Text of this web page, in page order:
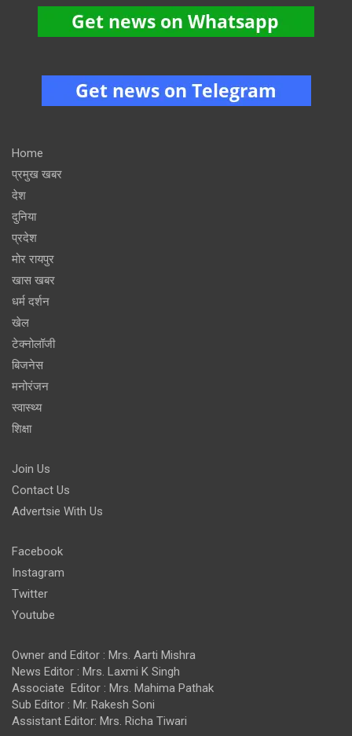
Home
प्रमुख खबर
देश
दुनिया
प्रदेश
मोर रायपुर
खास खबर
धर्म दर्शन
खेल
टेक्नोलॉजी
बिजनेस
मनोरंजन
स्वास्थ्य
शिक्षा
Join Us
Contact Us
Advertsie With Us
Facebook
Instagram
Twitter
Youtube
Owner and Editor : Mrs. Aarti Mishra
News Editor : Mrs. Laxmi K Singh
Associate Editor : Mrs. Mahima Pathak
Sub Editor : Mr. Rakesh Soni
Assistant Editor: Mrs. Richa Tiwari